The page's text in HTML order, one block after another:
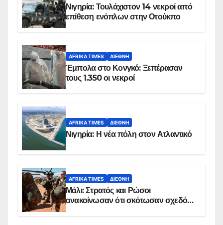
Νιγηρία: Τουλάχιστον 14 νεκροί από
επίθεση ενόπλων στην Οτούκπο
AFRIKA TIMES ΔΙΕΘΝΉ
Έμπολα στο Κονγκό: Ξεπέρασαν
τους 1.350 οι νεκροί
AFRIKA TIMES ΔΙΕΘΝΉ
Νιγηρία: Η νέα πόλη στον Ατλαντικό
AFRIKA TIMES ΔΙΕΘΝΉ
Μάλι: Στρατός και Ρώσοι
ανακοίνωσαν ότι σκότωσαν σχεδόν